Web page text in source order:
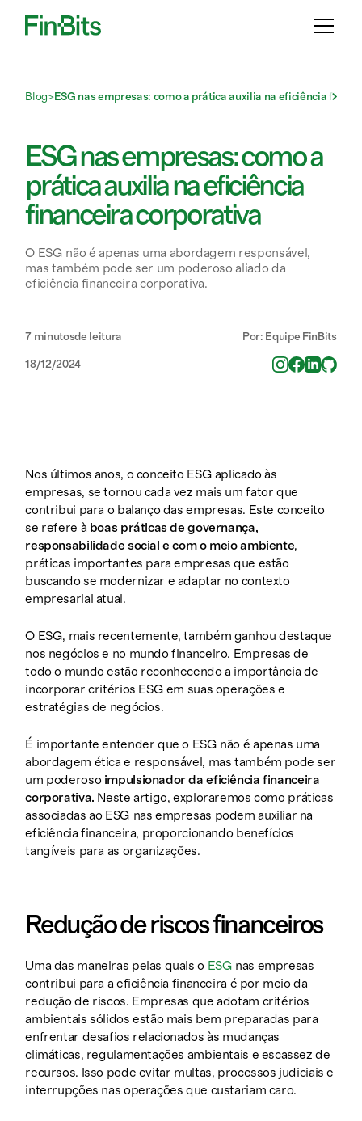
Blog>ESG nas empresas: como a prática auxilia na eficiência
ESG nas empresas: como a
prática auxilia na eficiência
financeira corporativa
O ESG não é apenas uma abordagem responsável,
mas também pode ser um poderoso aliado da
eficiência financeira corporativa.
7 minutosde leitura Por: Equipe FinBits
18/12/2024
Nos últimos anos, o conceito ESG aplicado às
empresas, se tornou cada vez mais um fator que
contribui para o balanço das empresas. Este conceito
se refere à boas práticas de governança,
responsabilidade social e com o meio ambiente,
práticas importantes para empresas que estão
buscando se modernizar e adaptar no contexto
empresarial atual.
O ESG, mais recentemente, também ganhou destaque
nos negócios e no mundo financeiro. Empresas de
todo o mundo estão reconhecendo a importância de
incorporar critérios ESG em suas operações e
estratégias de negócios.
É importante entender que o ESG não é apenas uma
abordagem ética e responsável, mas também pode ser
um poderoso impulsionador da eficiência financeira
corporativa. Neste artigo, exploraremos como práticas
associadas ao ESG nas empresas podem auxiliar na
eficiência financeira, proporcionando benefícios
tangíveis para as organizações.
Redução de riscos financeiros
Uma das maneiras pelas quais o ESG nas empresas
contribui para a eficiência financeira é por meio da
redução de riscos. Empresas que adotam critérios
ambientais sólidos estão mais bem preparadas para
enfrentar desafios relacionados às mudanças
climáticas, regulamentações ambientais e escassez de
recursos. Isso pode evitar multas, processos judiciais e
interrupções nas operações que custariam caro.